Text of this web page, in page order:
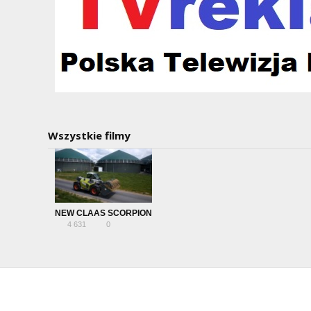
Wszystkie filmy
NEW CLAAS SCORPION
4 631 0